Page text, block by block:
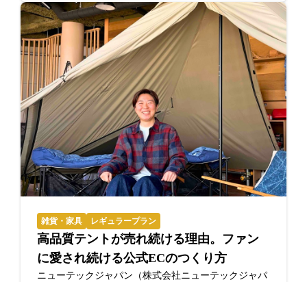
雑貨・家具 レギュラープラン
高品質テントが売れ続ける理由。ファン
に愛され続ける公式ECのつくり方
ニューテックジャパン（株式会社ニューテックジャパ